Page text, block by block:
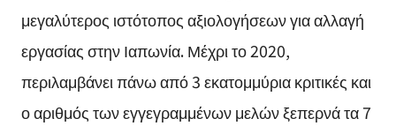
μεγαλύτερος ιστότοπος αξιολογήσεων για αλλαγή
εργασίας στην Ιαπωνία. Μέχρι το 2020,
περιλαμβάνει πάνω από 3 εκατομμύρια κριτικές και
ο αριθμός των εγγεγραμμένων μελών ξεπερνά τα 7